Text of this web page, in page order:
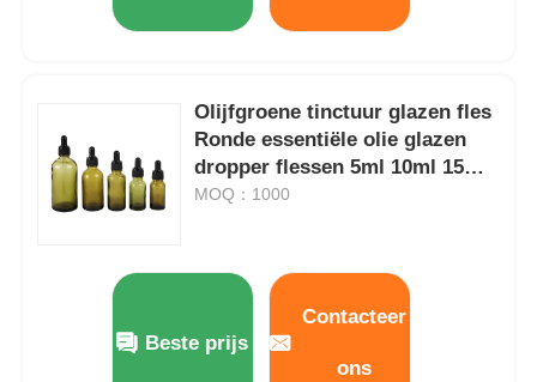
Olijfgroene tinctuur glazen fles
Ronde essentiële olie glazen
dropper flessen 5ml 10ml 15ml
20ml 30ml
MOQ：1000
Beste prijs
Contacteer
ons